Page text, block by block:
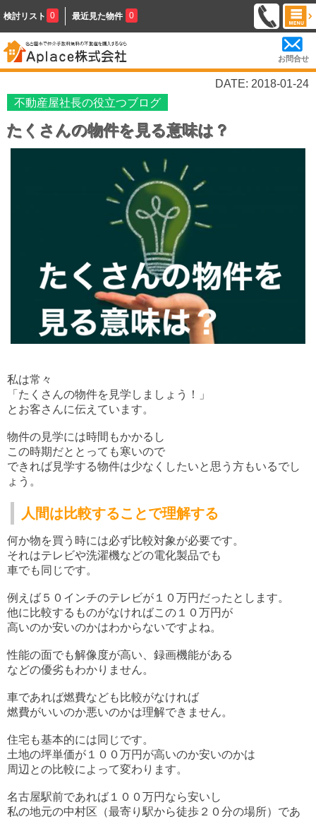
検討リスト 0 最近見た物件 0
お問合せ
DATE: 2018-01-24
不動産屋社長の役立つブログ
たくさんの物件を見る意味は？
私は常々
「たくさんの物件を見学しましょう！」
とお客さんに伝えています。
物件の見学には時間もかかるし
この時期だととっても寒いので
できれば見学する物件は少なくしたいと思う方もいるでし
ょう。
人間は比較することで理解する
何か物を買う時には必ず比較対象が必要です。
それはテレビや洗濯機などの電化製品でも
車でも同じです。
例えば５０インチのテレビが１０万円だったとします。
他に比較するものがなければこの１０万円が
高いのか安いのかはわからないですよね。
性能の面でも解像度が高い、録画機能がある
などの優劣もわかりません。
車であれば燃費なども比較がなければ
燃費がいいのか悪いのかは理解できません。
住宅も基本的には同じです。
土地の坪単価が１００万円が高いのか安いのかは
周辺との比較によって変わります。
名古屋駅前であれば１００万円なら安いし
私の地元の中村区（最寄り駅から徒歩２０分の場所）であ